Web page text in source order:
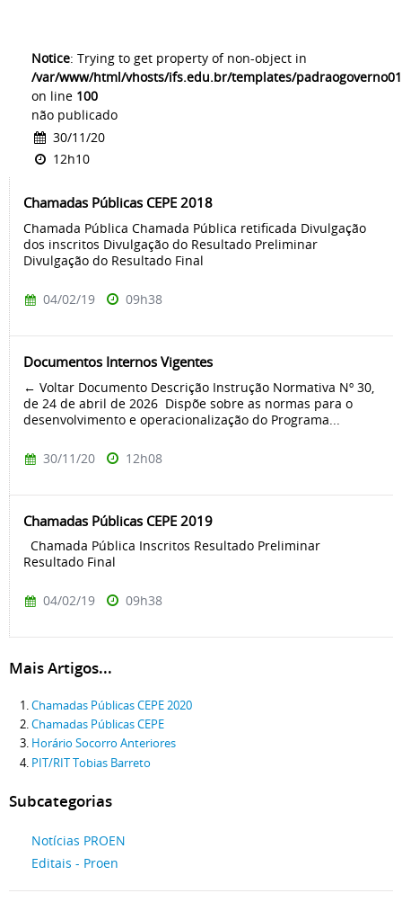
Notice: Trying to get property of non-object in
/var/www/html/vhosts/ifs.edu.br/templates/
on line 100
não publicado
30/11/20
12h10
Chamadas Públicas CEPE 2018
Chamada Pública Chamada Pública retificada Divulgação
dos inscritos Divulgação do Resultado Preliminar
Divulgação do Resultado Final
04/02/19 09h38
Documentos Internos Vigentes
← Voltar Documento Descrição Instrução Normativa Nº 30,
de 24 de abril de 2026 Dispõe sobre as normas para o
desenvolvimento e operacionalização do Programa...
30/11/20 12h08
Chamadas Públicas CEPE 2019
Chamada Pública Inscritos Resultado Preliminar
Resultado Final
04/02/19 09h38
Mais Artigos...
Chamadas Públicas CEPE 2020
Chamadas Públicas CEPE
Horário Socorro Anteriores
PIT/RIT Tobias Barreto
Subcategorias
Notícias PROEN
Editais - Proen